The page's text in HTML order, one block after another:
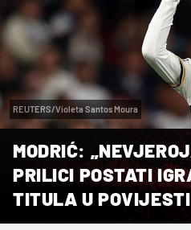
REUTERS/Violeta Santos Moura
MODRIĆ:
PRILICI POSTATI
TITULA U